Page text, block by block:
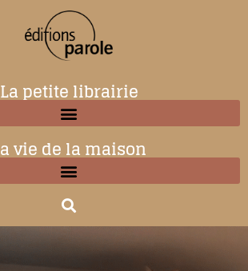
La petite librairie
vie de la maison